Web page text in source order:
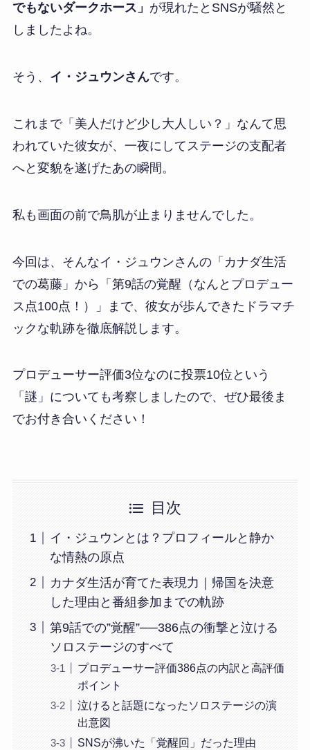
でもないダークホース」 が現れたとSNSが騒然と
しましたよね。
そう、 イ・ジュウンさんです。
これまで「美人だけど少し大人しい？」なんて思
われていた彼女が、一夜にしてステージの支配者
へと変貌を遂げたあの瞬間。
私も画面の前で鳥肌が止まりませんでした。
今回は、そんなイ・ジュウンさんの「カナダ生活
での葛藤」から「第9話の覚醒（なんとプロデュー
ス点100点！）」まで、彼女が歩んできたドラマチ
ックな軌跡を徹底解説します。
プロデューサー評価3位なのに投票10位という
「謎」についても考察しましたので、ぜひ最後ま
でお付き合いください！
目次
イ・ジュウンとは？プロフィールと静か
な情熱の原点
カナダ生活が育てた表現力｜帰国を決意
した理由と番組参加までの軌跡
第9話での”覚醒”──386点の衝撃と泣ける
ソロステージのすべて
プロデューサー評価386点の内訳と高評価
ポイント
泣けると話題になったソロステージの演
出意図
SNSが沸いた「覚醒回」だった理由